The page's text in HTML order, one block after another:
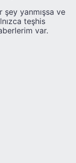
yanmışsa ve
teşhis
var.